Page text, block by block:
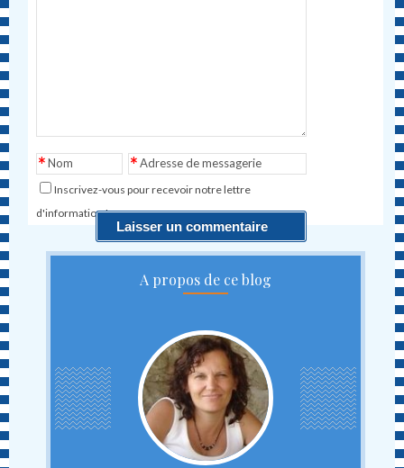
Nom
* Adresse de messagerie
*
Inscrivez-vous pour recevoir notre lettre
d'information !
A propos de ce blog